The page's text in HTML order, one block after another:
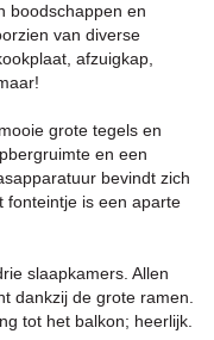
boodschappen en
van diverse
afzuigkap,
grote tegels en
en een
bevindt zich
fonteintje is een aparte
slaapkamers. Allen
dankzij de grote ramen.
tot het balkon; heerlijk.